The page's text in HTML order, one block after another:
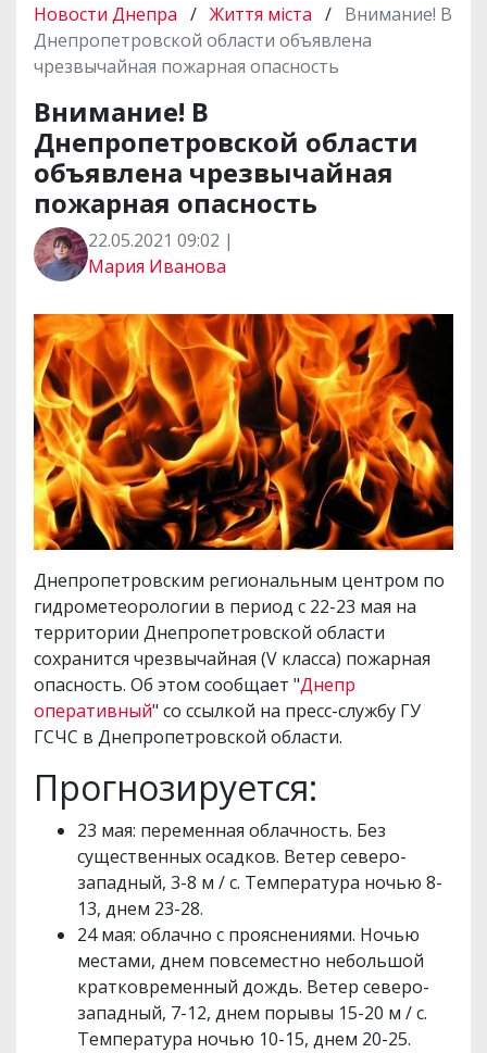
Новости Днепра / Життя міста / Внимание! В
Днепропетровской области объявлена
чрезвычайная пожарная опасность
Внимание! В
Днепропетровской области
объявлена чрезвычайная
пожарная опасность
22.05.2021 09:02 |
Мария Иванова
Днепропетровским региональным центром по
гидрометеорологии в период с 22-23 мая на
территории Днепропетровской области
сохранится чрезвычайная (V класса) пожарная
опасность. Об этом сообщает "Днепр
оперативный" со ссылкой на пресс-службу ГУ
ГСЧС в Днепропетровской области.
Прогнозируется:
23 мая: переменная облачность. Без
существенных осадков. Ветер северо-
западный, 3-8 м / с. Температура ночью 8-
13, днем 23-28.
24 мая: облачно с прояснениями. Ночью
местами, днем повсеместно небольшой
кратковременный дождь. Ветер северо-
западный, 7-12, днем порывы 15-20 м / с.
Температура ночью 10-15, днем 20-25.